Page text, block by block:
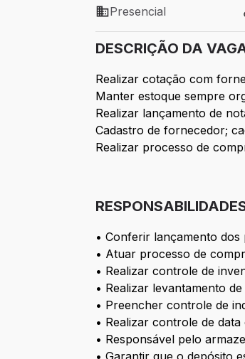
Modelo de trabalho:
Presencial
DESCRIÇÃO DA
Realizar cotação com
Manter estoque sempre
Realizar lançamento de
Cadastro de fornecedor;
Realizar processo de
• Conferir lançamento dos
• Atuar processo de
• Realizar controle de
• Realizar levantamento
• Preencher controle de
• Realizar controle de
• Responsável pelo